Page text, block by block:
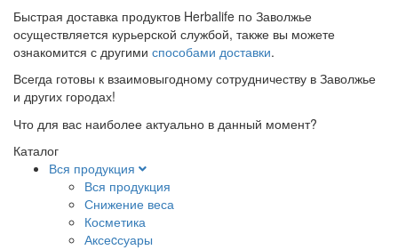
Быстрая доставка продуктов Herbalife по Заволжье
осуществляется курьерской службой, также вы можете
ознакомится с другими способами доставки.
Всегда готовы к взаимовыгодному сотрудничеству в Заволжье
и других городах!
Что для вас наиболее актуально в данный момент?
Каталог
Вся продукция
Вся продукция
Снижение веса
Косметика
Аксеcсуары